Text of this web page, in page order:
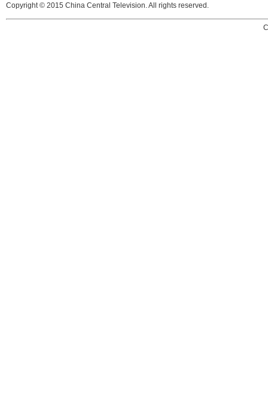
Copyright © 2015 China Central Television. All rights reserved.